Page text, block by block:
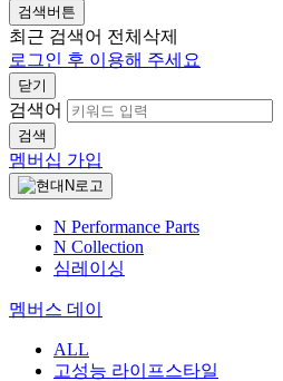
검색버튼
최근 검색어 전체삭제
로그인 후 이용해 주세요
닫기
검색어
검색
멤버십 가입
N Performance Parts
N Collection
심레이싱
멤버스 데이
ALL
고성능 라이프스타일